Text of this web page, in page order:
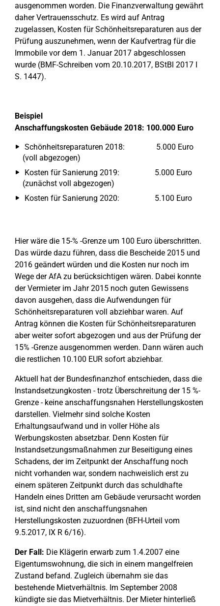
ausgenommen worden. Die Finanzverwaltung gewährt
daher Vertrauensschutz. Es wird auf Antrag
zugelassen, Kosten für Schönheitsreparaturen aus der
Prüfung auszunehmen, wenn der Kaufvertrag für die
Immobile vor dem 1. Januar 2017 abgeschlossen
wurde (BMF-Schreiben vom 20.10.2017, BStBl 2017 I
S. 1447).
Beispiel
Anschaffungskosten Gebäude 2018: 100.000 Euro
Schönheitsreparaturen 2018: 5.000 Euro
(voll abgezogen)
Kosten für Sanierung 2019: 5.000 Euro
(zunächst voll abgezogen)
Kosten für Sanierung 2020: 5.100 Euro
Hier wäre die 15-% -Grenze um 100 Euro überschritten.
Das würde dazu führen, dass die Bescheide 2015 und
2016 geändert würden und die Kosten nur noch im
Wege der AfA zu berücksichtigen wären. Dabei konnte
der Vermieter im Jahr 2015 noch guten Gewissens
davon ausgehen, dass die Aufwendungen für
Schönheitsreparaturen voll abziehbar waren. Auf
Antrag können die Kosten für Schönheitsreparaturen
aber weiter sofort abgezogen und aus der Prüfung der
15% -Grenze ausgenommen werden. Dann wären auch
die restlichen 10.100 EUR sofort abziehbar.
Aktuell hat der Bundesfinanzhof entschieden, dass die
Instandsetzungkosten - trotz Überschreitung der 15 %-
Grenze - keine anschaffungsnahen Herstellungskosten
darstellen. Vielmehr sind solche Kosten
Erhaltungsaufwand und in voller Höhe als
Werbungskosten absetzbar. Denn Kosten für
Instandsetzungsmaßnahmen zur Beseitigung eines
Schadens, der im Zeitpunkt der Anschaffung noch
nicht vorhanden war, sondern nachweislich erst zu
einem späteren Zeitpunkt durch das schuldhafte
Handeln eines Dritten am Gebäude verursacht worden
ist, sind nicht den anschaffungsnahen
Herstellungskosten zuzuordnen (BFH-Urteil vom
9.5.2017, IX R 6/16).
Der Fall: Die Klägerin erwarb zum 1.4.2007 eine
Eigentumswohnung, die sich in einem mangelfreien
Zustand befand. Zugleich übernahm sie das
bestehende Mietverhältnis. Im September 2008
kündigte sie das Mietverhältnis. Der Mieter hinterließ